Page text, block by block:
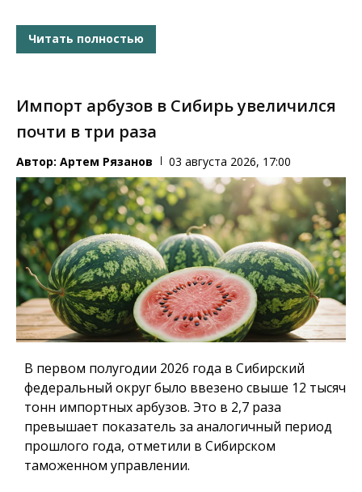
Читать полностью
Импорт арбузов в Сибирь увеличился
почти в три раза
Автор: Артем Рязанов 03 августа 2026, 17:00
В первом полугодии 2026 года в Сибирский
федеральный округ было ввезено свыше 12 тысяч
тонн импортных арбузов. Это в 2,7 раза
превышает показатель за аналогичный период
прошлого года, отметили в Сибирском
таможенном управлении.